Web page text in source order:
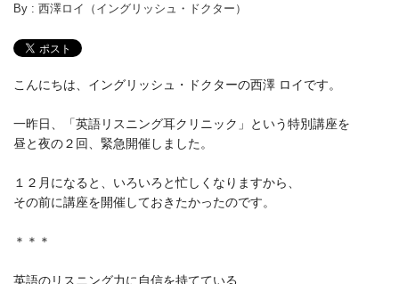
By : 西澤ロイ（イングリッシュ・ドクター）
こんにちは、イングリッシュ・ドクターの西澤 ロイです。
一昨日、「英語リスニング耳クリニック」という特別講座を
昼と夜の２回、緊急開催しました。
１２月になると、いろいろと忙しくなりますから、
その前に講座を開催しておきたかったのです。
＊＊＊
英語のリスニング力に自信を持てている